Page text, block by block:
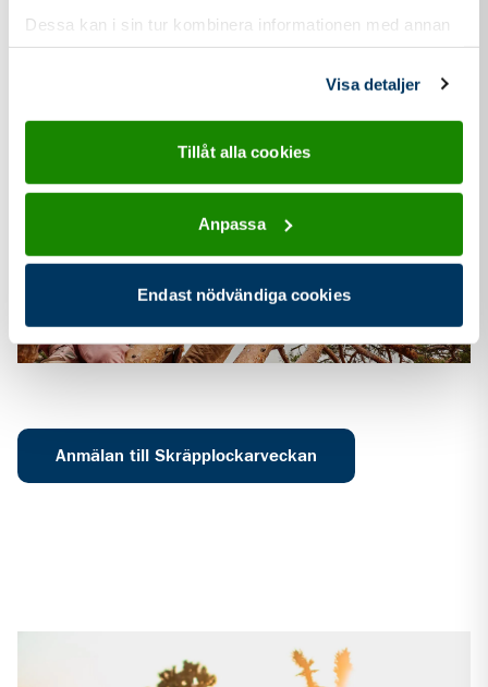
Dessa kan i sin tur kombinera informationen med annan
information som du har tillhandahållit eller som de har
Visa detaljer
Tillåt alla cookies
Anpassa
Endast nödvändiga cookies
Anmälan till Skräpplockarveckan